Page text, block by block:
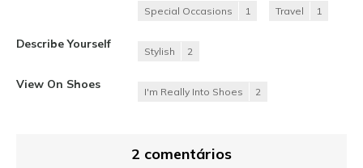
Special Occasions 1 Travel 1
Describe Yourself
Stylish 2
View On Shoes
I'm Really Into Shoes 2
2 comentários